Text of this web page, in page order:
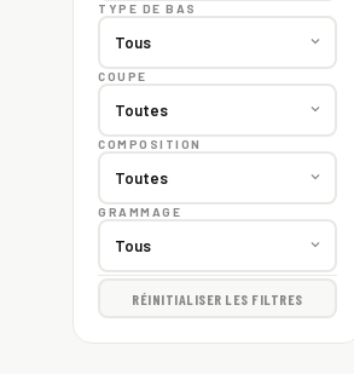
TYPE DE BAS
COUPE
COMPOSITION
GRAMMAGE
RÉINITIALISER LES FILTRES